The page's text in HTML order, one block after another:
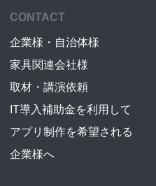
CONTACT
企業様・自治体様
家具関連会社様
取材・講演依頼
IT導入補助金を利用して
アプリ制作を希望される
企業様へ